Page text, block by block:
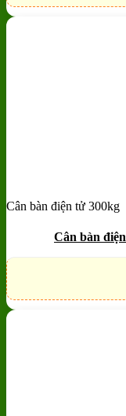
Add to wishlist
Cân bàn điện tử 300kg
Cân bàn